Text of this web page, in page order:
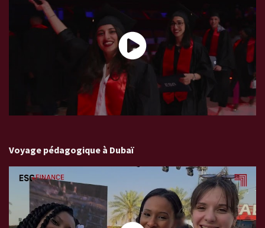
Voyage pédagogique à Dubaï
Voyage pédagogique à Dubaï pour les étudiants de l'ESG
Finance